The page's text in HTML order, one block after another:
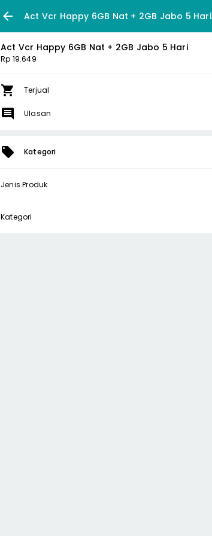
Act Vcr Happy 6GB Nat + 2GB Jabo 5 Hari
Act Vcr Happy 6GB Nat + 2GB Jabo 5 Hari
Rp 19.649
Terjual
Ulasan
Kategori
Jenis Produk
Kategori